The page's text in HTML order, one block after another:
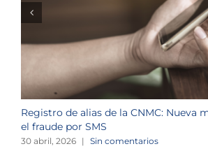
Registro de alias de la CNMC: Nueva
el fraude por SMS
30 abril, 2026 | Sin comentarios